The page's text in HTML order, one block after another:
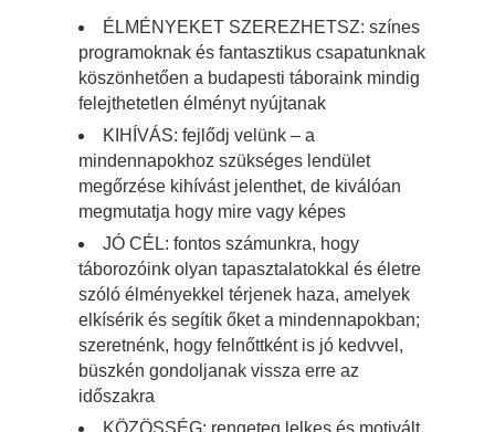
ÉLMÉNYEKET SZEREZHETSZ: színes
programoknak és fantasztikus csapatunknak
köszönhetően a budapesti táboraink mindig
felejthetetlen élményt nyújtanak
KIHÍVÁS: fejlődj velünk – a
mindennapokhoz szükséges lendület
megőrzése kihívást jelenthet, de kiválóan
megmutatja hogy mire vagy képes
JÓ CÉL: fontos számunkra, hogy
táborozóink olyan tapasztalatokkal és életre
szóló élményekkel térjenek haza, amelyek
elkísérik és segítik őket a mindennapokban;
szeretnénk, hogy felnőttként is jó kedvvel,
büszkén gondoljanak vissza erre az
időszakra
KÖZÖSSÉG: rengeteg lelkes és motivált,